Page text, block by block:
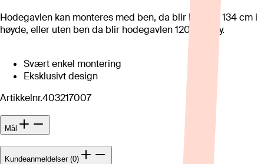
Hodegavlen kan monteres med ben, da blir høyden 134 cm i
høyde, eller uten ben da blir hodegavlen 120 cm høy.
Svært enkel montering
Eksklusivt design
Artikkelnr.403217007
Mål
Kundeanmeldelser (0)